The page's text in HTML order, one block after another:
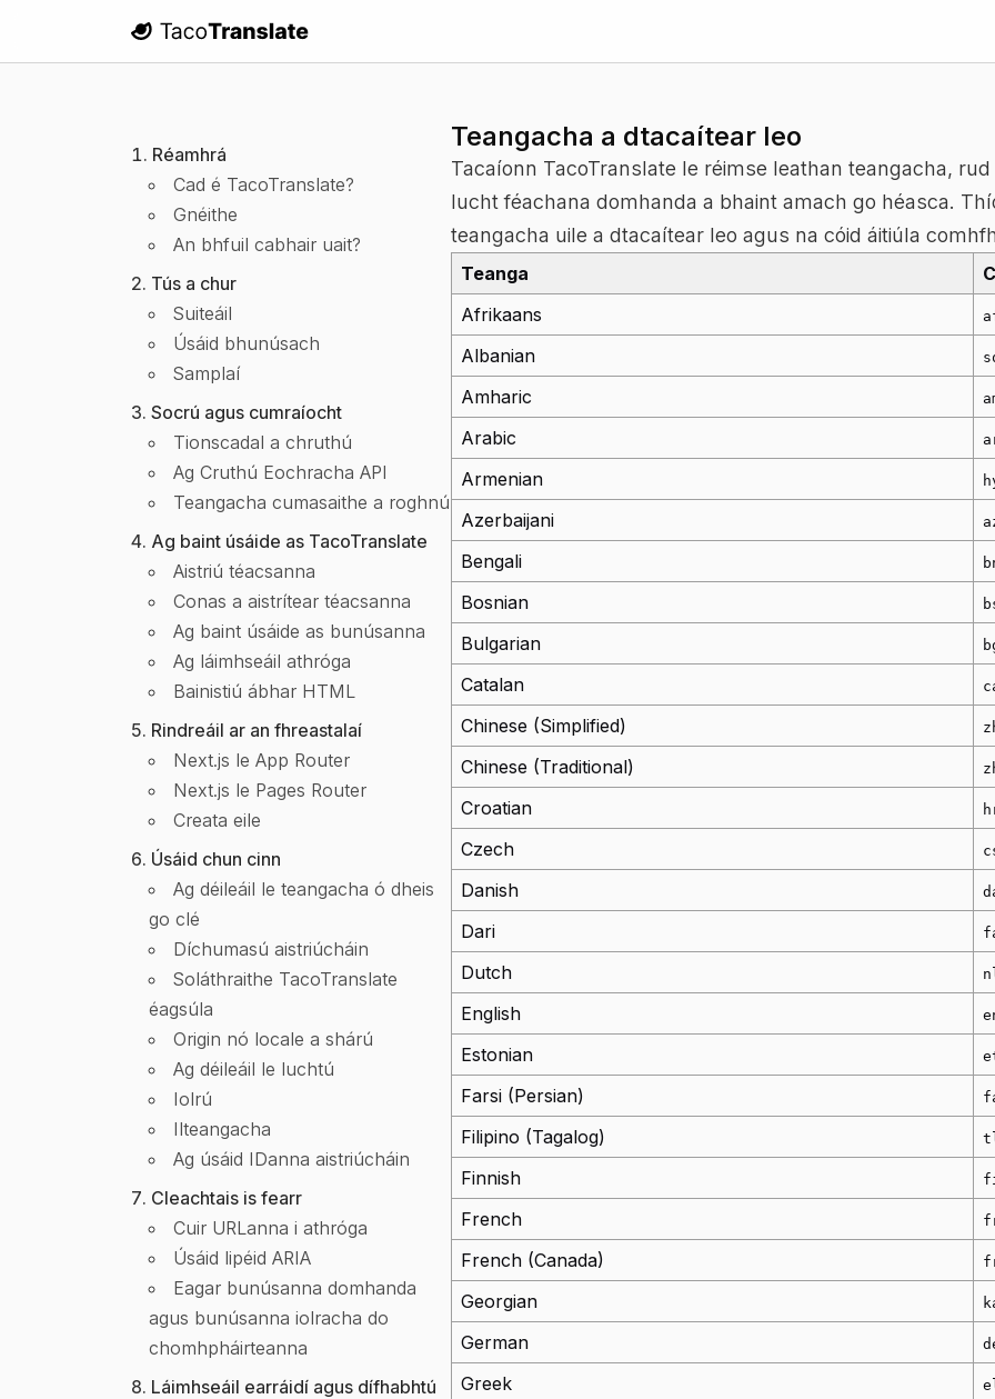
TacoTranslate
Réamhrá
Cad é TacoTranslate?
Gnéithe
An bhfuil cabhair uait?
Tús a chur
Suiteáil
Úsáid bhunúsach
Samplaí
Socrú agus cumraíocht
Tionscadal a chruthú
Ag Cruthú Eochracha API
Teangacha cumasaithe a roghnú
Ag baint úsáide as TacoTranslate
Aistriú téacsanna
Conas a aistrítear téacsanna
Ag baint úsáide as bunúsanna
Ag láimhseáil athróga
Bainistiú ábhar HTML
Rindreáil ar an fhreastalaí
Next.js le App Router
Next.js le Pages Router
Creata eile
Úsáid chun cinn
Ag déileáil le teangacha ó dheis
go clé
Díchumasú aistriúcháin
Soláthraithe TacoTranslate
éagsúla
Origin nó locale a shárú
Ag déileáil le luchtú
Iolrú
Ilteangacha
Ag úsáid IDanna aistriúcháin
Cleachtais is fearr
Cuir URLanna i athróga
Úsáid lipéid ARIA
Eagar bunúsanna domhanda
agus bunúsanna iolracha do
chomhpháirteanna
Láimhseáil earráidí agus dífhabhtú
Teangacha a dtacaítear leo
Tacaíonn TacoTranslate le réimse leathan teangacha,
lucht féachana domhanda a bhaint amach go héasca.
teangacha uile a dtacaítear leo agus na cóid áitiúla
Teanga
Afrikaans
Albanian
Amharic
Arabic
Armenian
Azerbaijani
Bengali
Bosnian
Bulgarian
Catalan
Chinese (Simplified)
Chinese (Traditional)
Croatian
Czech
Danish
Dari
Dutch
English
Estonian
Farsi (Persian)
Filipino (Tagalog)
Finnish
French
French (Canada)
Georgian
German
Greek